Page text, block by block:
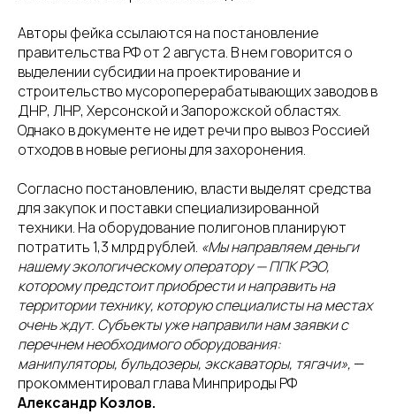
Авторы фейка ссылаются на постановление
правительства РФ от 2 августа. В нем говорится о
выделении субсидии на проектирование и
строительство мусороперерабатывающих заводов в
ДНР, ЛНР, Херсонской и Запорожской областях.
Однако в документе не идет речи про вывоз Россией
отходов в новые регионы для захоронения.
Согласно постановлению, власти выделят средства
для закупок и поставки специализированной
техники. На оборудование полигонов планируют
потратить 1,3 млрд рублей. «Мы направляем деньги
нашему экологическому оператору — ППК РЭО,
которому предстоит приобрести и направить на
территории технику, которую специалисты на местах
очень ждут. Субъекты уже направили нам заявки с
перечнем необходимого оборудования:
манипуляторы, бульдозеры, экскаваторы, тягачи», —
прокомментировал глава Минприроды РФ
Александр Козлов.